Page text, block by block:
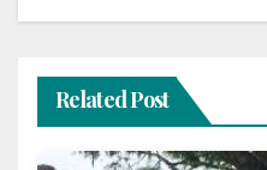
Related Post